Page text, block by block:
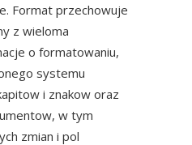
Format przechowuje
z wieloma
o formatowaniu,
systemu
i znakow oraz
w tym
zmian i pol